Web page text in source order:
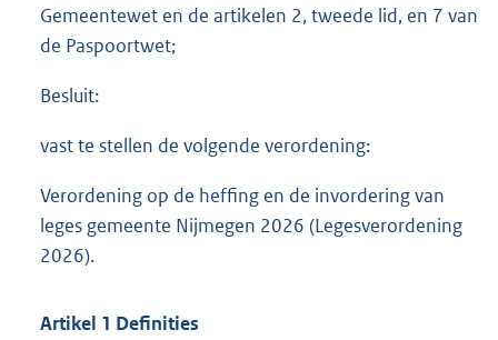
Gemeentewet en de artikelen 2, tweede lid, en 7 van
de Paspoortwet;
Besluit:
vast te stellen de volgende verordening:
Verordening op de heffing en de invordering van
leges gemeente Nijmegen 2026 (Legesverordening
2026).
Artikel 1 Definities